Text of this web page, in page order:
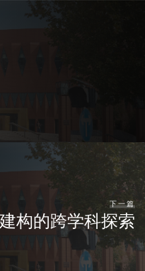
下一篇
构的跨学科探索